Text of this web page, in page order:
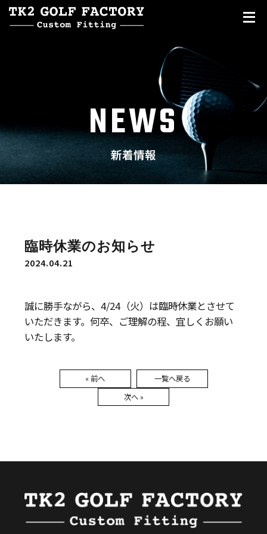
NEWS
新着情報
臨時休業のお知らせ
2024.04.21
誠に勝手ながら、4/24（火）は臨時休業とさせて
いただきます。何卒、ご理解の程、宜しくお願い
いたします。
« 前へ
一覧へ戻る
次へ »